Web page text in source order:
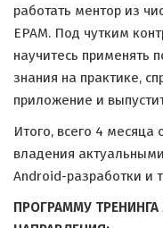
работать ментор из
EPAM. Под чутким
научитесь применять
знания на практике,
приложение и
Итого, всего 4 месяца
владения
Android-разработки и
ПРОГРАММУ